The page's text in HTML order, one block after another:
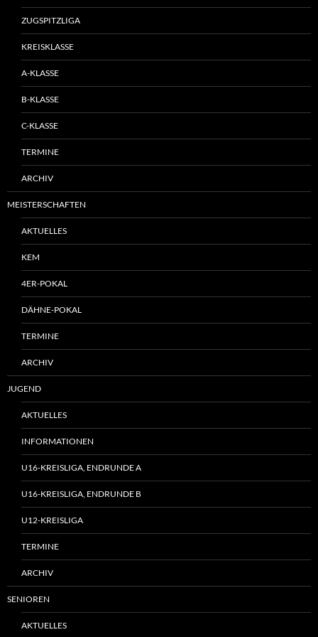
ZUGSPITZLIGA
KREISKLASSE
A-KLASSE
B-KLASSE
C-KLASSE
TERMINE
ARCHIV
MEISTERSCHAFTEN
AKTUELLES
KEM
4ER-POKAL
DÄHNE-POKAL
TERMINE
ARCHIV
JUGEND
AKTUELLES
INFORMATIONEN
U16-KREISLIGA, ENDRUNDE A
U16-KREISLIGA, ENDRUNDE B
U12-KREISLIGA
TERMINE
ARCHIV
SENIOREN
AKTUELLES